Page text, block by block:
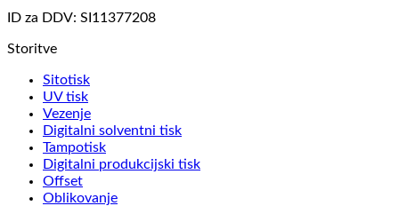
ID za DDV: SI11377208
Storitve
Sitotisk
UV tisk
Vezenje
Digitalni solventni tisk
Tampotisk
Digitalni produkcijski tisk
Offset
Oblikovanje